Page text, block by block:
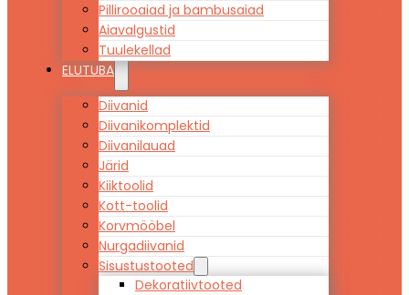
Pillirooaiad ja bambusaiad
Aiavalgustid
Tuulekellad
ELUTUBA
Diivanid
Diivanikomplektid
Diivanilauad
Järid
Kiiktoolid
Kott-toolid
Korvmööbel
Nurgadiivanid
Sisustustooted
Dekoratiivtooted